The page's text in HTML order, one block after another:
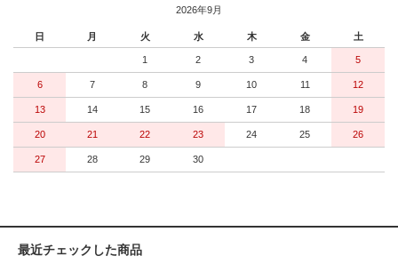
2026年9月
日 月 火 水 木 金 土
1 2 3 4 5
6 7 8 9 10 11 12
13 14 15 16 17 18 19
20 21 22 23 24 25 26
27 28 29 30
最近チェックした商品